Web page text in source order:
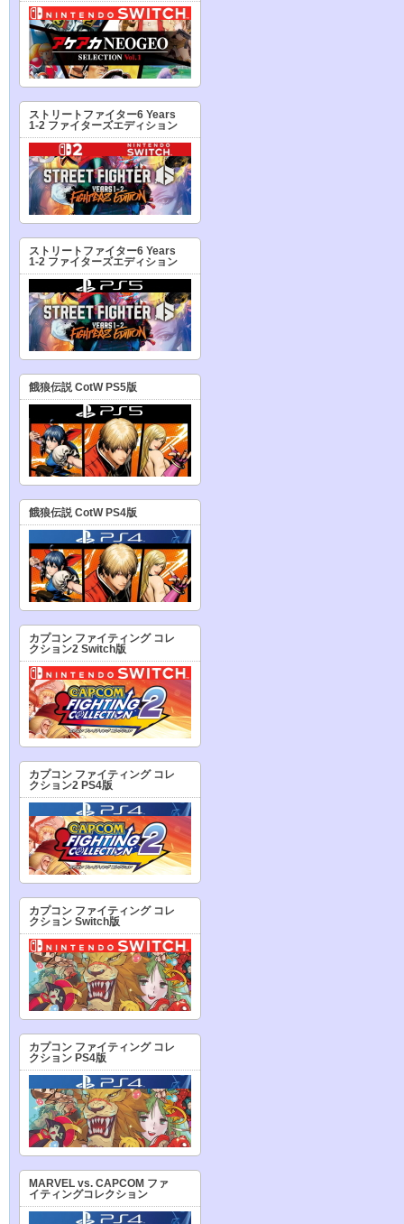
ストリートファイター6 Years
1-2 ファイターズエディション
ストリートファイター6 Years
1-2 ファイターズエディション
餓狼伝説 CotW PS5版
餓狼伝説 CotW PS4版
カプコン ファイティング コレ
クション2 Switch版
カプコン ファイティング コレ
クション2 PS4版
カプコン ファイティング コレ
クション Switch版
カプコン ファイティング コレ
クション PS4版
MARVEL vs. CAPCOM ファ
イティングコレクション